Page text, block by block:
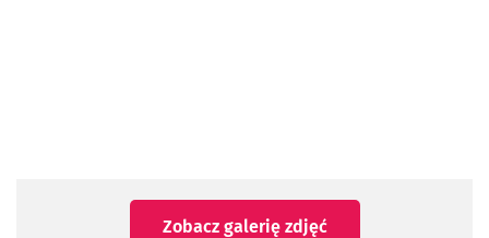
Zobacz galerię zdjęć